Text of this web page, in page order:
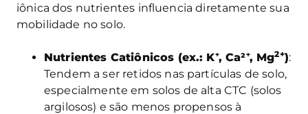
iônica dos nutrientes influencia diretamente sua
mobilidade no solo.
Nutrientes Catiônicos (ex.: K⁺, Ca²⁺, Mg2+):
Tendem a ser retidos nas partículas de solo,
especialmente em solos de alta CTC (solos
argilosos) e são menos propensos à